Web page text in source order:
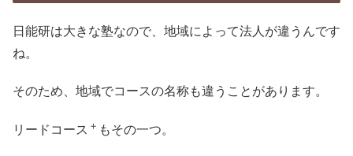
日能研は大きな塾なので、地域によって法人が違うんです
ね。
そのため、地域でコースの名称も違うことがあります。
リードコース ＋ もその一つ。